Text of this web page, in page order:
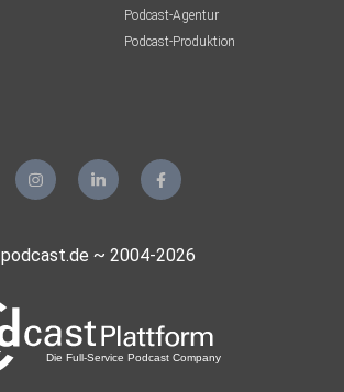
Podcast-Agentur
Podcast-Produktion
podcast.de ~ 2004-2026